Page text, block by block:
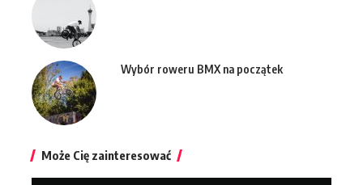
Wybór roweru BMX na początek
Może Cię zainteresować